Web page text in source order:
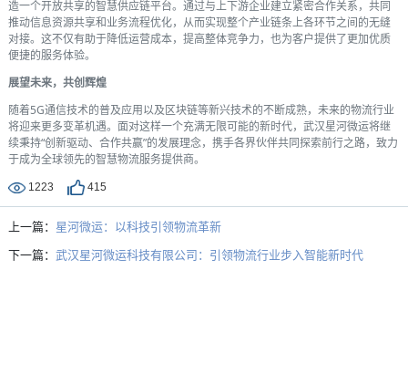
造一个开放共享的智慧供应链平台。通过与上下游企业建立紧密合作关系，共同
推动信息资源共享和业务流程优化，从而实现整个产业链条上各环节之间的无缝
对接。这不仅有助于降低运营成本，提高整体竞争力，也为客户提供了更加优质
便捷的服务体验。
展望未来，共创辉煌
随着5G通信技术的普及应用以及区块链等新兴技术的不断成熟，未来的物流行业
将迎来更多变革机遇。面对这样一个充满无限可能的新时代，武汉星河微运将继
续秉持“创新驱动、合作共赢”的发展理念，携手各界伙伴共同探索前行之路，致力
于成为全球领先的智慧物流服务提供商。
1223 415
上一篇： 星河微运：以科技引领物流革新
下一篇： 武汉星河微运科技有限公司：引领物流行业步入智能新时代